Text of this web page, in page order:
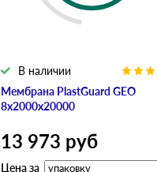
Мембрана PlastGuard GEO
8х2000х20000
В наличии
13 973 руб
Цена за